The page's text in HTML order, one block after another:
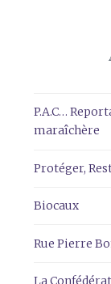
P.A.C…
maraîchère
Protéger,
Biocaux
Rue Pierre
La